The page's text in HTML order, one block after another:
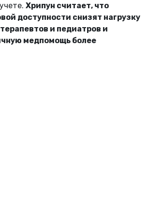
Хрипун считает, что
доступности снизят нагрузку
и педиатров и
медпомощь более